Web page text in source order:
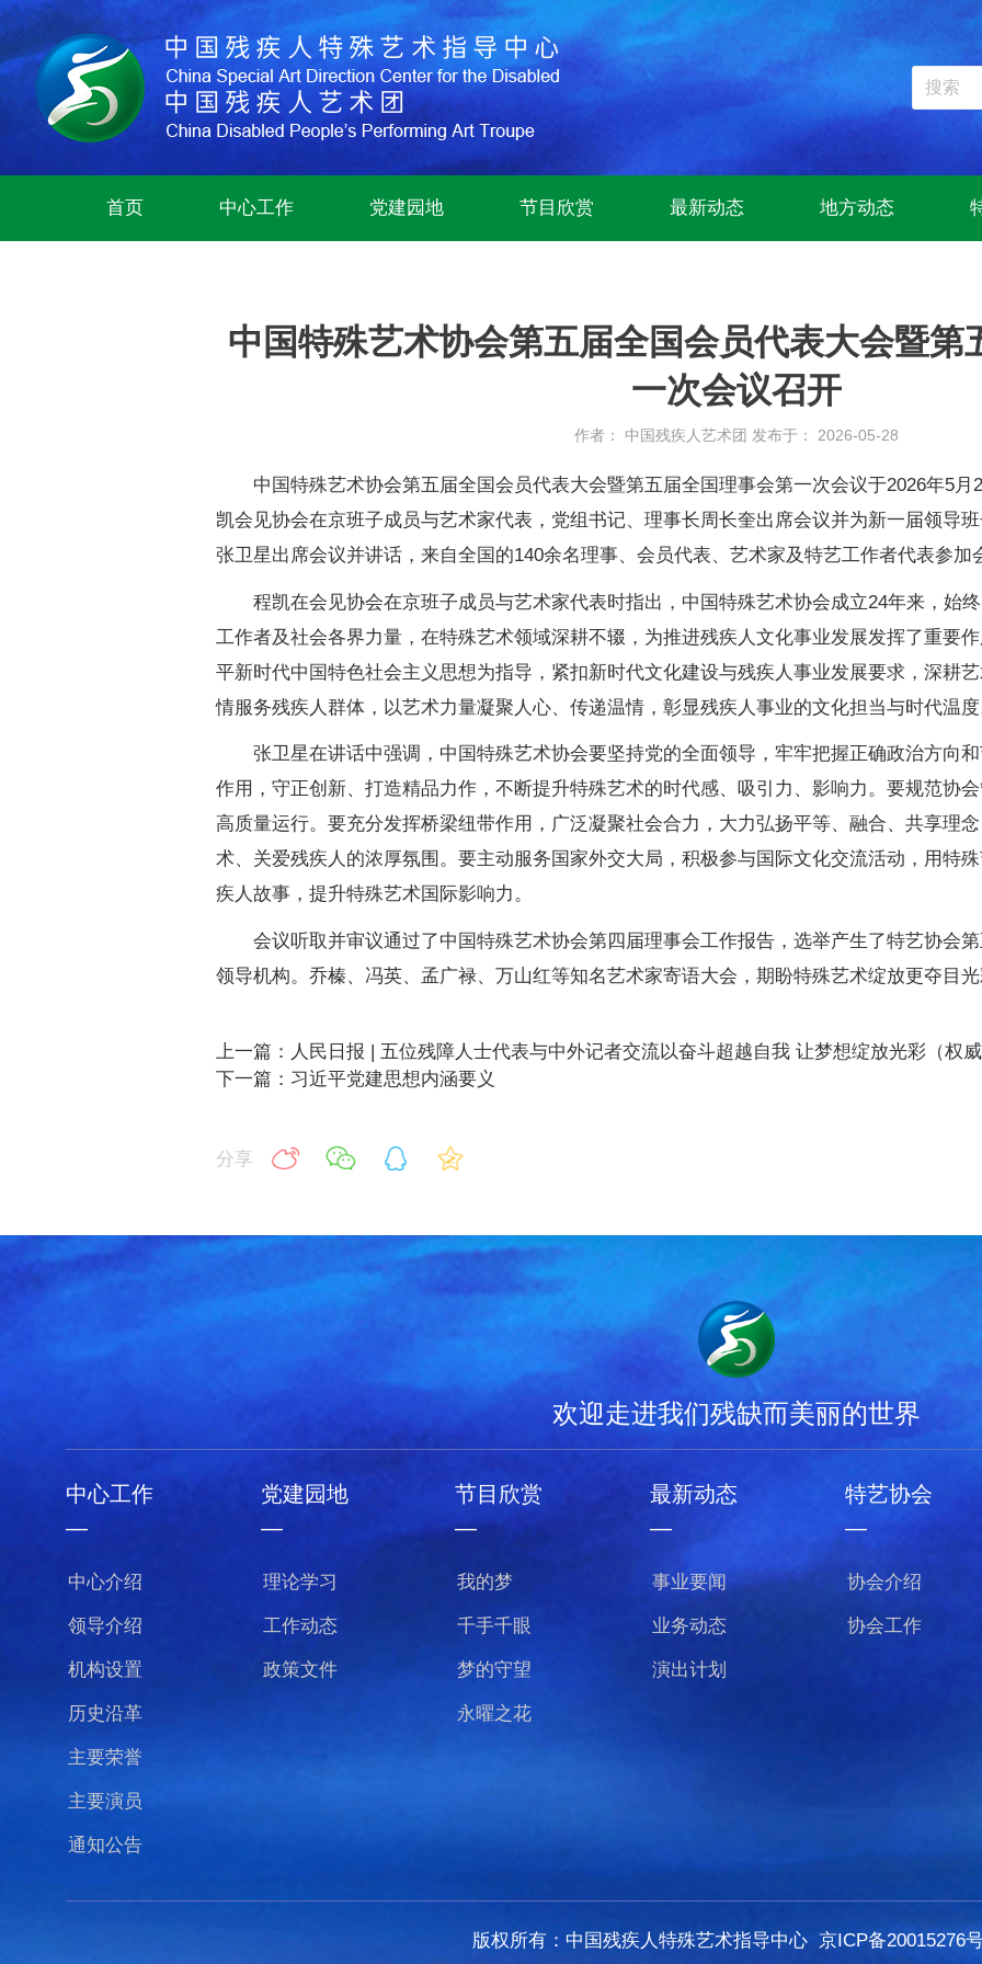
首页 中心工作 党建园地 节目欣赏 最新动态 地方动态
中国特殊艺术协会第五届全国会员代表大会暨第
一次会议召开
作者： 中国残疾人艺术团 发布于： 2026-05-28
中国特殊艺术协会第五届全国会员代表大会暨第五届全国理事会第一次会议于2026年5
凯会见协会在京班子成员与艺术家代表，党组书记、理事长周长奎出席会议并为新一届领导
张卫星出席会议并讲话，来自全国的140余名理事、会员代表、艺术家及特艺工作者代表参加
程凯在会见协会在京班子成员与艺术家代表时指出，中国特殊艺术协会成立24年来，始
工作者及社会各界力量，在特殊艺术领域深耕不辍，为推进残疾人文化事业发展发挥了重要
平新时代中国特色社会主义思想为指导，紧扣新时代文化建设与残疾人事业发展要求，深耕
情服务残疾人群体，以艺术力量凝聚人心、传递温情，彰显残疾人事业的文化担当与时代温
张卫星在讲话中强调，中国特殊艺术协会要坚持党的全面领导，牢牢把握正确政治方向
作用，守正创新、打造精品力作，不断提升特殊艺术的时代感、吸引力、影响力。要规范协
高质量运行。要充分发挥桥梁纽带作用，广泛凝聚社会合力，大力弘扬平等、融合、共享理
术、关爱残疾人的浓厚氛围。要主动服务国家外交大局，积极参与国际文化交流活动，用特
疾人故事，提升特殊艺术国际影响力。
会议听取并审议通过了中国特殊艺术协会第四届理事会工作报告，选举产生了特艺协会
领导机构。乔榛、冯英、孟广禄、万山红等知名艺术家寄语大会，期盼特殊艺术绽放更夺目
上一篇：人民日报 | 五位残障人士代表与中外记者交流以奋斗超越自我 让梦想绽放光彩（权
下一篇：习近平党建思想内涵要义
分享
欢迎走进我们残缺而美丽的世界
中心工作
—
中心介绍
领导介绍
机构设置
历史沿革
主要荣誉
主要演员
通知公告
党建园地
—
理论学习
工作动态
政策文件
节目欣赏
—
我的梦
千手千眼
梦的守望
永曜之花
最新动态
—
事业要闻
业务动态
演出计划
特艺协会
—
协会介绍
协会工作
版权所有：中国残疾人特殊艺术指导中心 京ICP备20015276